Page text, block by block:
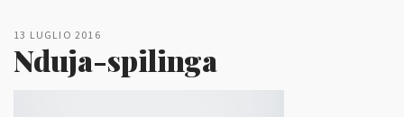
13 LUGLIO 2016
Nduja-spilinga